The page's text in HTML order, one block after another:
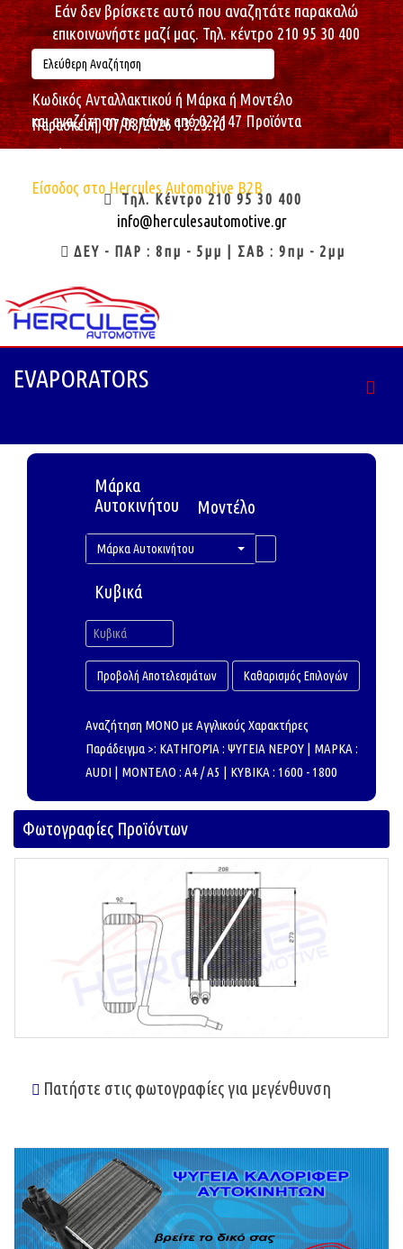
Εάν δεν βρίσκετε αυτό που αναζητάτε παρακαλώ
επικοινωνήστε μαζί μας. Τηλ. κέντρο 210 95 30 400
Κωδικός Ανταλλακτικού ή Μάρκα ή Μοντέλο
και αναζήτηση σε πάνω από 022147 Προϊόντα
Παρασκευή, 07/08/202613:23:11
Είσοδος στο Hercules Automotive B2B
Τηλ. Κέντρο 210 95 30 400
info@herculesautomotive.gr
ΔΕΥ - ΠΑΡ : 8πμ - 5μμ | ΣΑΒ : 9πμ - 2μμ
EVAPORATORS
Μάρκα
Αυτοκινήτου
Μάρκα Αυτοκινήτου
Μοντέλο
Κυβικά
Αναζήτηση ΜΟΝΟ με Αγγλικούς Χαρακτήρες
Παράδειγμα >: ΚΑΤΗΓΟΡΊΑ : ΨΥΓΕΙΑ ΝΕΡΟΥ | ΜΑΡΚΑ :
AUDI | ΜΟΝΤΕΛΟ : A4 / A5 | ΚΥΒΙΚΑ : 1600 - 1800
Φωτογραφίες Προϊόντων
Πατήστε στις φωτογραφίες για μεγένθυνση